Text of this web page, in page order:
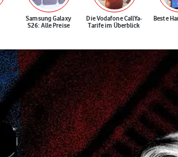
Samsung Galaxy
S26: Alle Preise
Die Vodafone CallYa-
Tarife im Überblick
Beste